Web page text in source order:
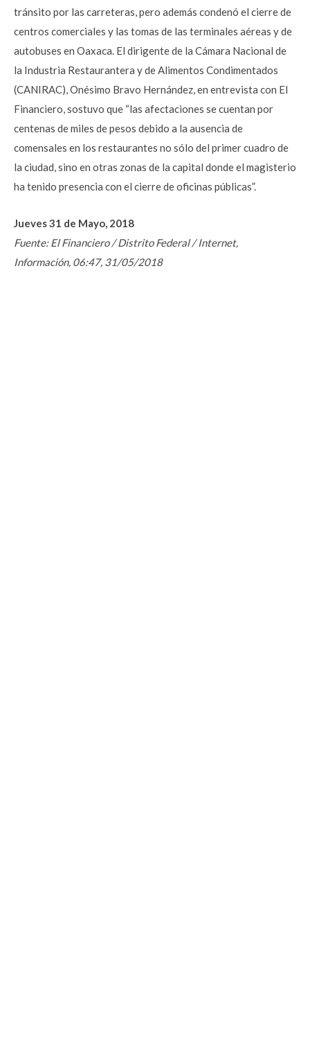
tránsito por las carreteras, pero además condenó el cierre de
centros comerciales y las tomas de las terminales aéreas y de
autobuses en Oaxaca. El dirigente de la Cámara Nacional de
la Industria Restaurantera y de Alimentos Condimentados
(CANIRAC), Onésimo Bravo Hernández, en entrevista con El
Financiero, sostuvo que “las afectaciones se cuentan por
centenas de miles de pesos debido a la ausencia de
comensales en los restaurantes no sólo del primer cuadro de
la ciudad, sino en otras zonas de la capital donde el magisterio
ha tenido presencia con el cierre de oficinas públicas”.
Jueves 31 de Mayo, 2018
Fuente: El Financiero / Distrito Federal / Internet,
Información, 06:47, 31/05/2018